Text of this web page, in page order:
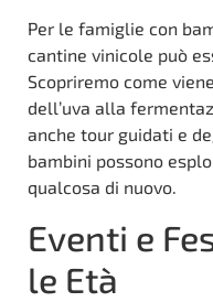
Per le famiglie con
cantine vinicole può
Scopriremo come
dell’uva alla
anche tour guidati e
bambini possono
qualcosa di nuovo.
Eventi e
le Età